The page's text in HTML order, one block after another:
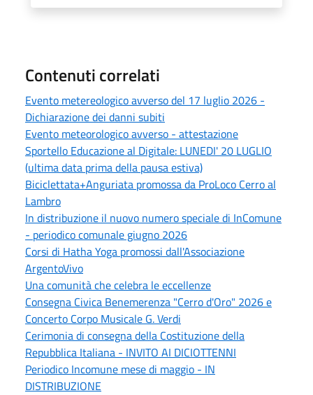
Contenuti correlati
Evento metereologico avverso del 17 luglio 2026 -
Dichiarazione dei danni subiti
Evento meteorologico avverso - attestazione
Sportello Educazione al Digitale: LUNEDI' 20 LUGLIO
(ultima data prima della pausa estiva)
Biciclettata+Anguriata promossa da ProLoco Cerro al
Lambro
In distribuzione il nuovo numero speciale di InComune
- periodico comunale giugno 2026
Corsi di Hatha Yoga promossi dall'Associazione
ArgentoVivo
Una comunità che celebra le eccellenze
Consegna Civica Benemerenza "Cerro d'Oro" 2026 e
Concerto Corpo Musicale G. Verdi
Cerimonia di consegna della Costituzione della
Repubblica Italiana - INVITO AI DICIOTTENNI
Periodico Incomune mese di maggio - IN
DISTRIBUZIONE